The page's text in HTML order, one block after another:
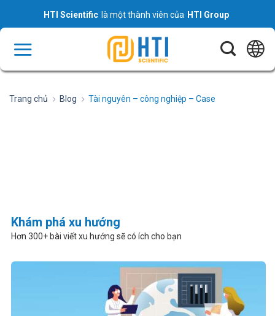
content
HTI Scientific là một thành viên của HTI Group
Trang chủ Blog Tài nguyên – công nghiệp – Case
Khám phá xu hướng
Hơn 300+ bài viết xu hướng sẽ có ích cho bạn